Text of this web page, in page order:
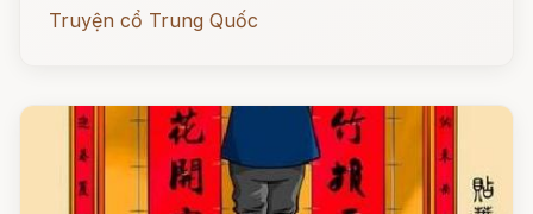
Truyện cổ Trung Quốc